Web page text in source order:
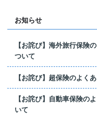
お知らせ
【お詫び】海外旅行保険
ついて
【お詫び】超保険のよく
【お詫び】自動車保険の
いて